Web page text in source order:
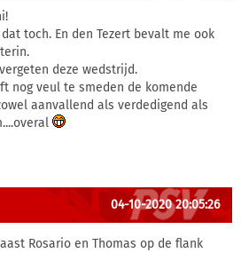
toch. En den Tezert bevalt me ook
deze wedstrijd.
nog veul te smeden de komende
aanvallend als verdedigend als
04-10-2020 20:05:26
Rosario en Thomas op de flank